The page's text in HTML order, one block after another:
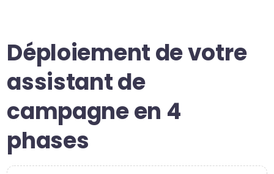
Déploiement de votre
assistant de
campagne en 4
phases